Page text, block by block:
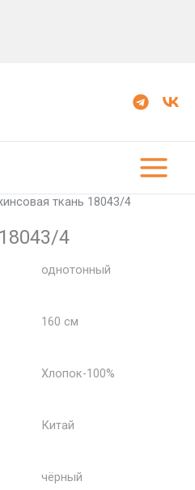
ткань 18043/4
4
однотонный
160 см
Хлопок-100%
Китай
чёрный